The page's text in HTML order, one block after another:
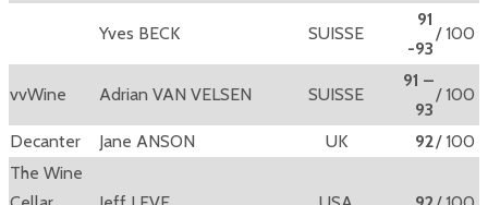
Yves BECK SUISSE
91
-93
/ 100
vvWine Adrian VAN VELSEN SUISSE
91 –
93
/ 100
Decanter Jane ANSON UK 92/ 100
The Wine